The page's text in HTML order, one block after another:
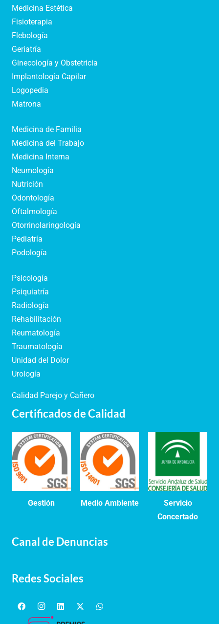
Medicina Estética
Fisioterapia
Flebología
Geriatría
Ginecología y Obstetricia
Implantología Capilar
Logopedia
Matrona
Medicina de Familia
Medicina del Trabajo
Medicina Interna
Neumología
Nutrición
Odontología
Oftalmología
Otorrinolaringología
Pediatría
Podología
Psicología
Psiquiatría
Radiología
Rehabilitación
Reumatología
Traumatología
Unidad del Dolor
Urología
Calidad Parejo y Cañero
Certificados de Calidad
Gestión Medio Ambiente
Servicio
Concertado
Canal de Denuncias
Redes Sociales